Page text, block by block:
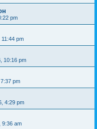
pm
pm
10:16 pm
pm
4:29 pm
9:36 am